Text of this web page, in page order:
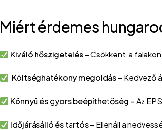
Miért érdemes
Kiváló hőszigetelés –Csökkenti a
Költséghatékony megoldás – Kedvező
Könnyű és gyors beépíthetőség –Az
Időjárásálló és tartós – Ellenáll a